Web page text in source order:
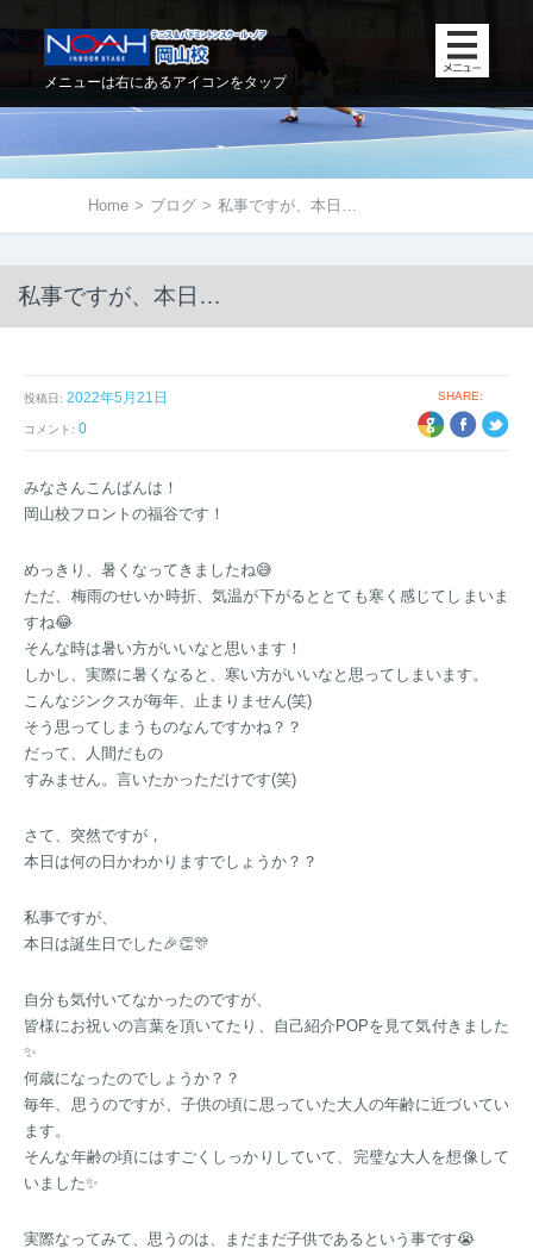
メニューは右にあるアイコンをタップ
Home > ブログ > 私事ですが、本日…
私事ですが、本日…
SHARE:
TWITTER
投稿日: 2022年5月21日
コメント: 0
みなさんこんばんは！
岡山校フロントの福谷です！
めっきり、暑くなってきましたね😅
ただ、梅雨のせいか時折、気温が下がるととても寒く感じてしまいま
すね😂
そんな時は暑い方がいいなと思います！
しかし、実際に暑くなると、寒い方がいいなと思ってしまいます。
こんなジンクスが毎年、止まりません(笑)
そう思ってしまうものなんですかね？？
だって、人間だもの
すみません。言いたかっただけです(笑)
さて、突然ですが，
本日は何の日かわかりますでしょうか？？
私事ですが、
本日は誕生日でした🎉👏🎊
自分も気付いてなかったのですが、
皆様にお祝いの言葉を頂いてたり、自己紹介POPを見て気付きました
✨
何歳になったのでしょうか？？
毎年、思うのですが、子供の頃に思っていた大人の年齢に近づいてい
ます。
そんな年齢の頃にはすごくしっかりしていて、完璧な大人を想像して
いました✨
実際なってみて、思うのは、まだまだ子供であるという事です😭